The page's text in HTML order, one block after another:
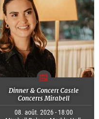
Dinner & Concert Castle
Concerts Mirabell
08. août. 2026 - 18:00